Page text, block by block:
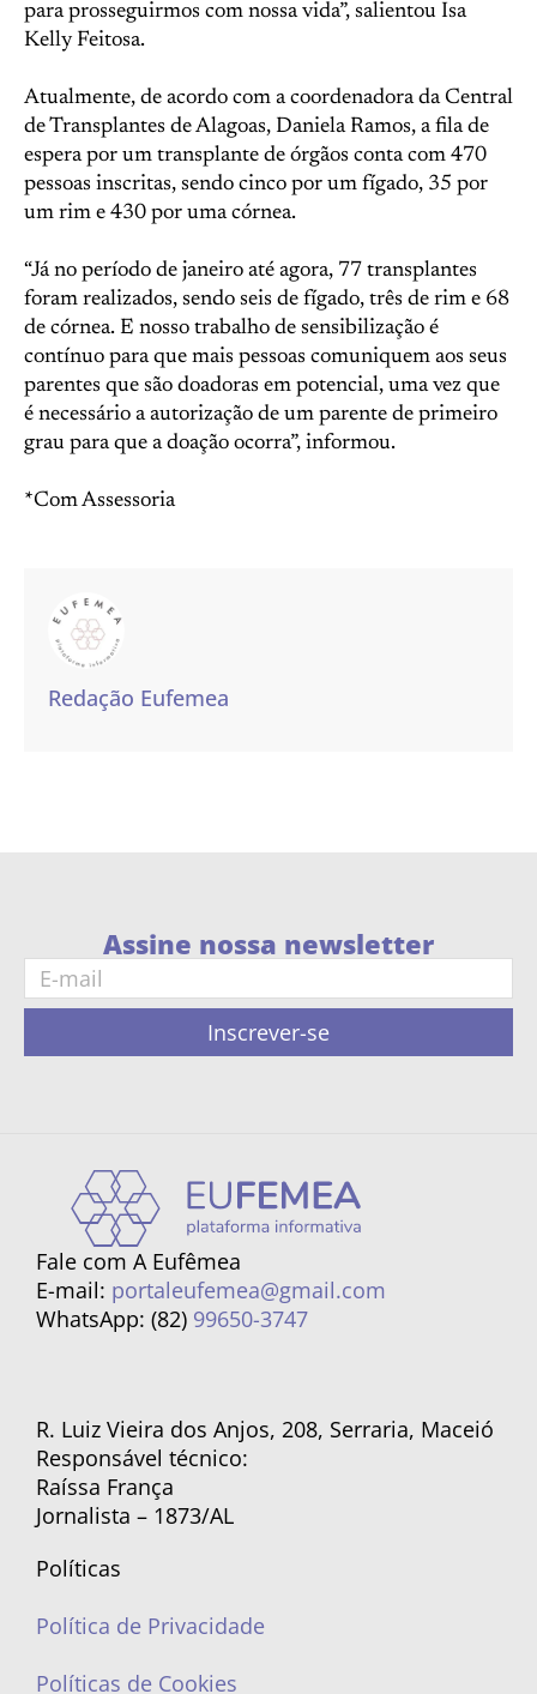
para prosseguirmos com nossa vida”, salientou Isa
Kelly Feitosa.
Atualmente, de acordo com a coordenadora da Central
de Transplantes de Alagoas, Daniela Ramos, a fila de
espera por um transplante de órgãos conta com 470
pessoas inscritas, sendo cinco por um fígado, 35 por
um rim e 430 por uma córnea.
“Já no período de janeiro até agora, 77 transplantes
foram realizados, sendo seis de fígado, três de rim e 68
de córnea. E nosso trabalho de sensibilização é
contínuo para que mais pessoas comuniquem aos seus
parentes que são doadoras em potencial, uma vez que
é necessário a autorização de um parente de primeiro
grau para que a doação ocorra”, informou.
*Com Assessoria
Redação Eufemea
Assine nossa newsletter
Inscrever-se
Fale com A Eufêmea
E-mail: portaleufemea@gmail.com
WhatsApp: (82) 99650-3747
R. Luiz Vieira dos Anjos, 208, Serraria, Maceió
Responsável técnico:
Raíssa França
Jornalista – 1873/AL
Políticas
Política de Privacidade
Políticas de Cookies